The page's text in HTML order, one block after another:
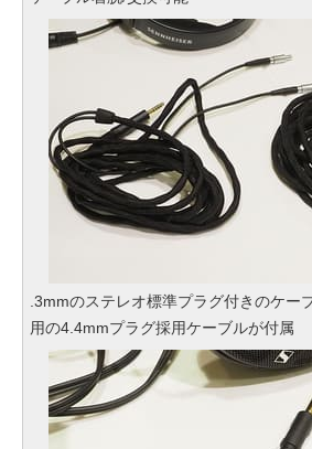
.3mmのステレオ標準プラグ付きのケー
用の4.4mmプラグ採用ケーブルが付属